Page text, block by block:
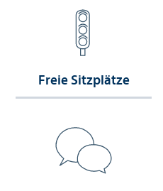
Freie Sitzplätze